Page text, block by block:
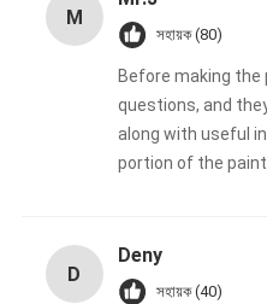
M
সহায়ক (80)
Before making the
questions, and
along with useful
portion of the
D
Deny
সহায়ক (40)